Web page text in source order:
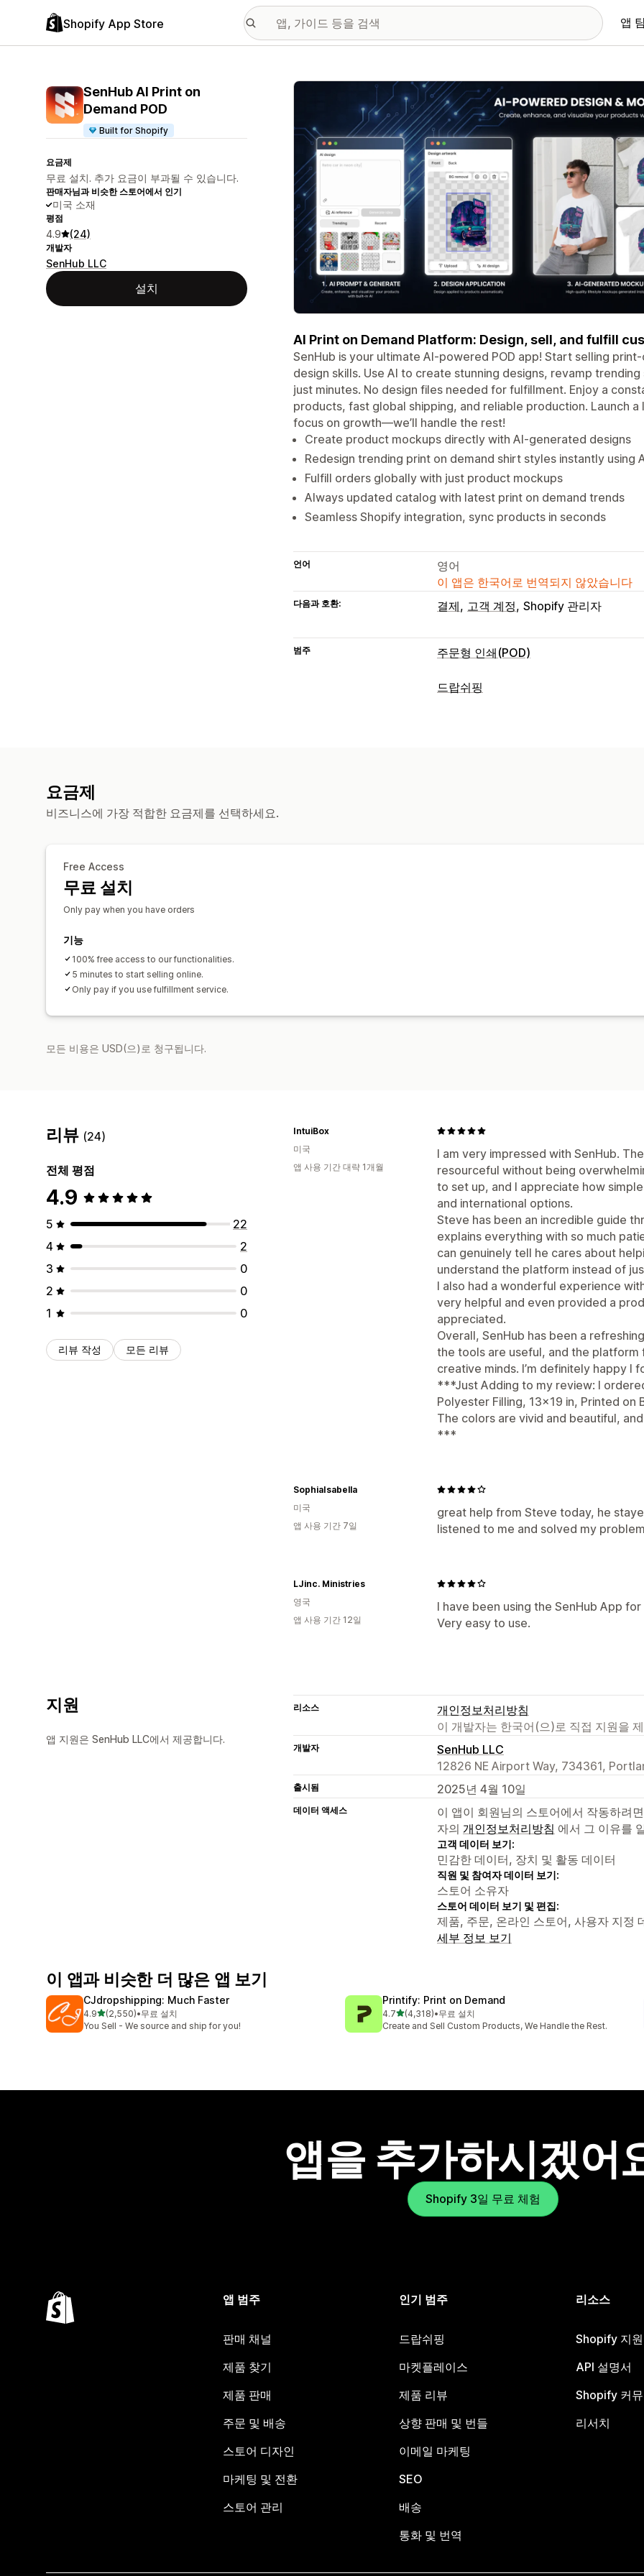
Shopify App Store 앱
SenHub AI Print on
Demand POD
Built for Shopify
요금제
무료 설치. 추가 요금이 부과될 수 있습니다.
판매자님과 비슷한 스토어에서 인기
미국 소재
평점
4.9 (24)
개발자
SenHub LLC
설치
추천 이미지 갤러리
AI Print on Demand Platform: Design, sell, and fulfill
SenHub is your ultimate AI-powered POD app! Start selling
design skills. Use AI to create stunning designs, revamp
just minutes. No design files needed for fulfillment. Enjoy a
products, fast global shipping, and reliable production. Launch
focus on growth—we’ll handle the rest!
Create product mockups directly with AI-generated designs
Redesign trending print on demand shirt styles instantly using
Fulfill orders globally with just product mockups
Always updated catalog with latest print on demand trends
Seamless Shopify integration, sync products in seconds
언어
영어
이 앱은 한국어로 번역되지 않았습니다
다음과 호환: 결제 고객 계정 Shopify 관리자
범주 주문형 인쇄(POD)
제품 맞춤 설정
드랍쉬핑
요금제
비즈니스에 가장 적합한 요금제를 선택하세요.
Free Access
무료 설치
Only pay when you have orders
기능
100% free access to our functionalities.
5 minutes to start selling online.
Only pay if you use fulfillment service.
모든 비용은 USD(으)로 청구됩니다.
리뷰 (24)
전체 평점
4.9
5
22
4
2
3
0
2
0
1
0
리뷰 작성 모든 리뷰
I am very impressed with SenHub.
resourceful without being
to set up, and I appreciate how
and international options.
Steve has been an incredible guide
explains everything with so much
can genuinely tell he cares about
understand the platform instead of
I also had a wonderful experience
very helpful and even provided a
appreciated.
Overall, SenHub has been a
the tools are useful, and the
creative minds. I’m definitely happy I
***Just Adding to my review: I
Polyester Filling, 13x19 in, Printed on
The colors are vivid and beautiful,
***
IntuiBox
미국
앱 사용 기간 대략 1개월
great help from Steve today, he
listened to me and solved my
SophiaIsabella
미국
앱 사용 기간 7일
I have been using the SenHub App
Very easy to use.
LJinc. Ministries
영국
앱 사용 기간 12일
지원
앱 지원은 SenHub LLC에서 제공합니다.
리소스
개인정보처리방침
이 개발자는 한국어(으)로 직접 지원을
개발자
SenHub LLC
12826 NE Airport Way, 734361,
출시됨 2025년 4월 10일
데이터 액세스
이 앱이 회원님의 스토어에서 작동하려
자의 개인정보처리방침 에서 그 이유를
고객 데이터 보기:
민감한 데이터, 장치 및 활동 데이터
직원 및 참여자 데이터 보기:
스토어 소유자
스토어 데이터 보기 및 편집:
제품, 주문, 온라인 스토어, 사용자 지정
세부 정보 보기
이 앱과 비슷한 더 많은 앱 보기
CJdropshipping: Much Faster
4.9별 5개 중
(2,550)
총 리뷰 2550개
•무료 설치
You Sell - We source and ship for you!
Printify: Print on Demand
4.7별 5개 중
(4,318)
총 리뷰 4318개
•무료 설치
Create and Sell Custom Products, We Handle the Rest.
앱을 추가하시겠어
Shopify 3일 무료 체험
앱 범주
판매 채널
제품 찾기
제품 판매
주문 및 배송
스토어 디자인
마케팅 및 전환
스토어 관리
인기 범주
드랍쉬핑
마켓플레이스
제품 리뷰
상향 판매 및 번들
이메일 마케팅
SEO
배송
통화 및 번역
리소스
Shopify 지원
API 설명서
Shopify 커
리서치